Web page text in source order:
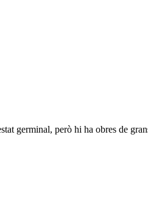
germinal, però hi ha obres de